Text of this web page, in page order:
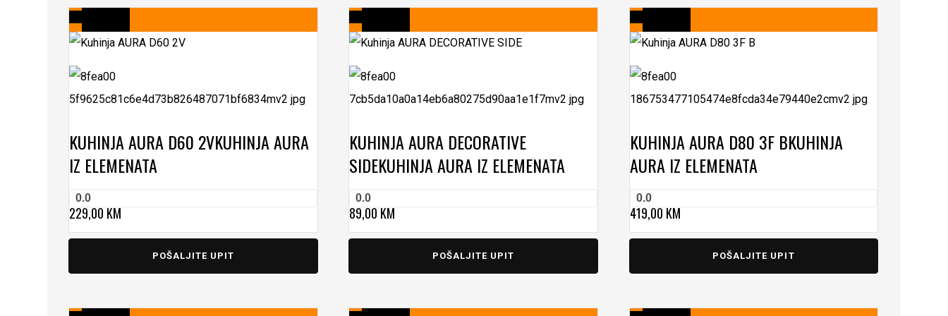
KUHINJA AURA D60 2VKUHINJA AURA
IZ ELEMENATA
0.0
229,00 KM
POŠALJITE UPIT
KUHINJA AURA DECORATIVE
SIDEKUHINJA AURA IZ ELEMENATA
0.0
89,00 KM
POŠALJITE UPIT
KUHINJA AURA D80 3F BKUHINJA
AURA IZ ELEMENATA
0.0
419,00 KM
POŠALJITE UPIT